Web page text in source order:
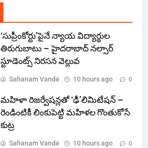
‘సుప్రీంకోర్టు’పైనే న్యాయ విద్యార్థుల
తిరుగుబాటు – హైదరాబాద్ నల్సార్
స్టూడెంట్స్ నిరసన వెల్లువ
Sahanam Vande 10 hours ago 0
మహిళా రిజర్వేషన్లతో ‘ఢీ’లిమిటేషన్ –
రెండింటికీ లింకుపెట్టి మహిళల గొంతుకోసే
కుట్ర
Sahanam Vande 10 hours ago 0